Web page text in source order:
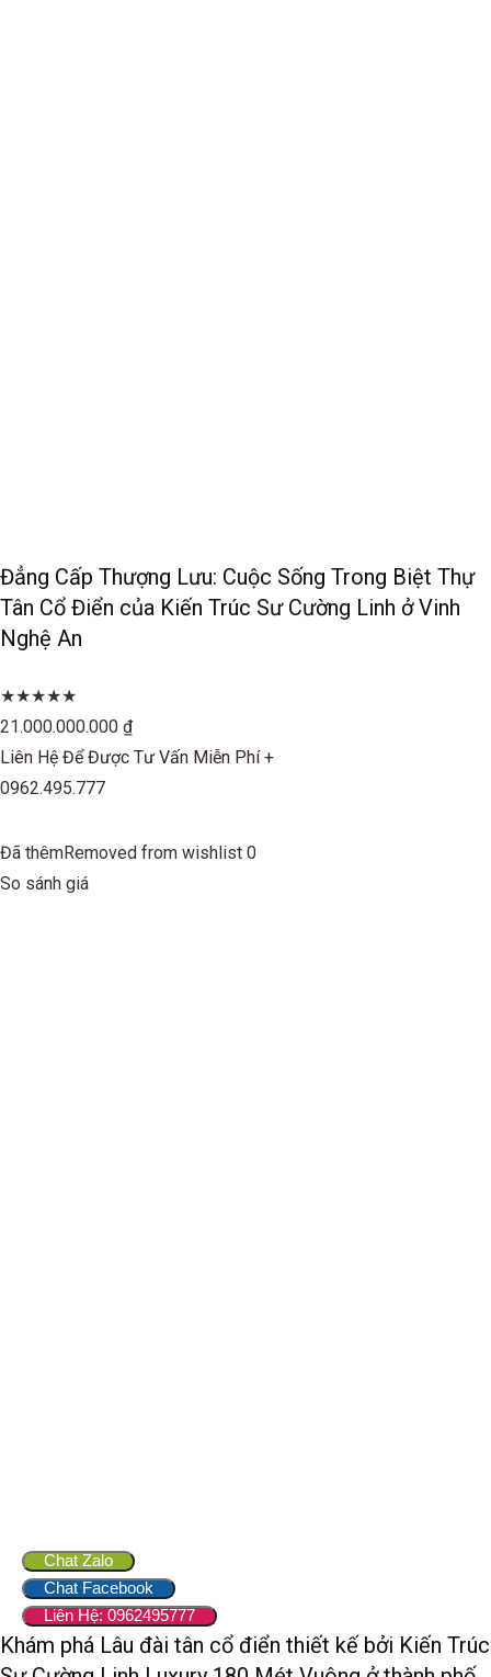
Đẳng Cấp Thượng Lưu: Cuộc Sống Trong Biệt Thự
Tân Cổ Điển của Kiến Trúc Sư Cường Linh ở Vinh
Nghệ An
★★★★★
21.000.000.000 ₫
Liên Hệ Để Được Tư Vấn Miễn Phí +
0962.495.777
Đã thêmRemoved from wishlist 0
So sánh giá
Khám phá Lâu đài tân cổ điển thiết kế bởi Kiến Trúc
Chat Zalo
Chat Facebook
Liên Hệ: 0962495777